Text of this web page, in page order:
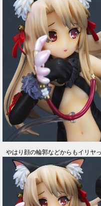
やはり顔の輪郭などからもイリヤ